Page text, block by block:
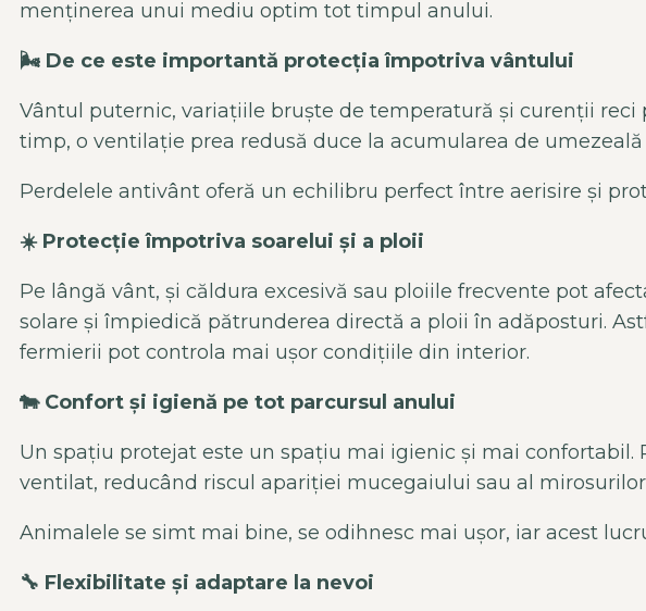
menținerea unui mediu optim tot timpul anului.
🌬️ De ce este importantă protecțiaîmpotriva vântului
Vântul puternic, variațiile bruște de temperatură și curenții reci
timp, o ventilație prea redusă duce la acumularea de
Perdelele antivânt oferă un echilibru perfect între aerisire și
☀️Protecțieîmpotriva soarelui și a ploii
Pe l ângă vânt, și căldura excesivă sau ploiile frecvente pot
solare și împiedică pătrunderea directă a ploii în adăposturi.
fermierii pot controla mai ușor condițiile din interior.
🐄Confort și igienă pe tot parcursul anului
Un spațiu protejat este un spațiu mai igienic și mai confortabil.
ventilat, reducând riscul apariției mucegaiului sau al
Animalele se simt mai bine, se odihnesc mai ușor, iar acest
🔧 Flexibilitate și adaptare la nevoi